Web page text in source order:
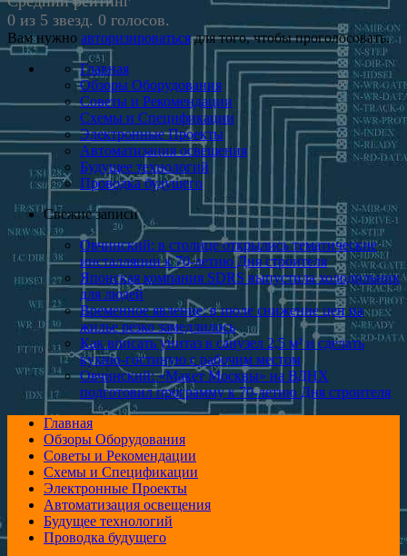
0 из 5 звезд. 0 голосов.
Вам нужно авторизироватьсядля того, чтобы проголосовать.
Главная
Обзоры Оборудования
Советы и Рекомендации
Схемы и Спецификации
Электронные Проекты
Автоматизация освещения
Будущее технологий
Проводка будущего
Свежие записи
Овчинский: в столице открылись тематические
инсталляции к 70-летию Дня строителя
Японская компания SDRS выпустила холодильник
для людей
Временное явление: в июле снижение цен на
жилье резко замедлилось
Как вписать унитаз в санузел 2,5 м²​ и сделать
кухню-гостиную с рабочим местом
Овчинский: «Макет Москвы» на ВДНХ
подготовил программу к 70-летию Дня строителя
Главная
Обзоры Оборудования
Советы и Рекомендации
Схемы и Спецификации
Электронные Проекты
Автоматизация освещения
Будущее технологий
Проводка будущего